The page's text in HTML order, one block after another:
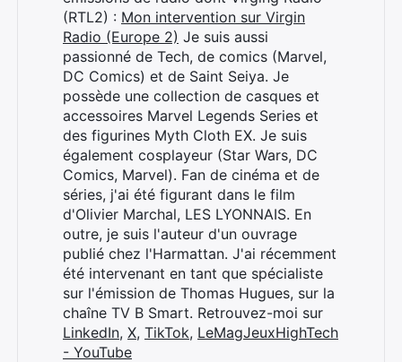
(RTL2) : Mon intervention sur Virgin
Radio (Europe 2) Je suis aussi
passionné de Tech, de comics (Marvel,
DC Comics) et de Saint Seiya. Je
possède une collection de casques et
accessoires Marvel Legends Series et
des figurines Myth Cloth EX. Je suis
également cosplayeur (Star Wars, DC
Comics, Marvel). Fan de cinéma et de
séries, j'ai été figurant dans le film
d'Olivier Marchal, LES LYONNAIS. En
outre, je suis l'auteur d'un ouvrage
publié chez l'Harmattan. J'ai récemment
été intervenant en tant que spécialiste
sur l'émission de Thomas Hugues, sur la
chaîne TV B Smart. Retrouvez-moi sur
LinkedIn, X, TikTok, LeMagJeuxHighTech
- YouTube